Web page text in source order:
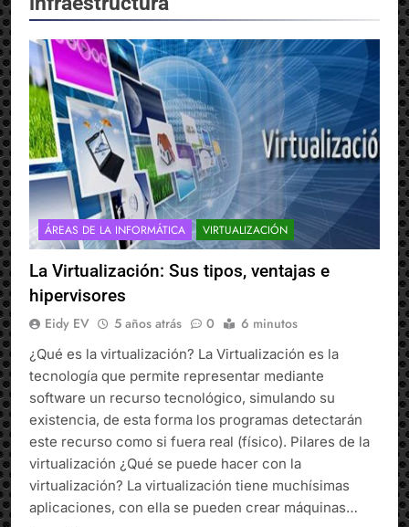
ÁREAS DE LA INFORMÁTICA VIRTUALIZACIÓN
La Virtualización: Sus tipos, ventajas e
hipervisores
Eidy EV 5 años atrás 0 6 minutos
¿Qué es la virtualización? La Virtualización es la
tecnología que permite representar mediante
software un recurso tecnológico, simulando su
existencia, de esta forma los programas detectarán
este recurso como si fuera real (físico). Pilares de la
virtualización ¿Qué se puede hacer con la
virtualización? La virtualización tiene muchísimas
aplicaciones, con ella se pueden crear máquinas…